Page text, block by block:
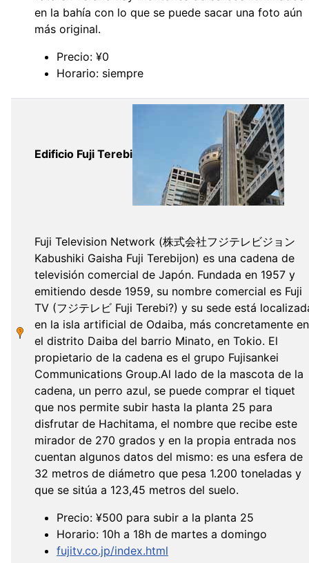
en la bahía con lo que se puede sacar una foto aún
más original.
Precio: ¥0
Horario: siempre
Edificio Fuji Terebi
Fuji Television Network (株式会社フジテレビジョン
Kabushiki Gaisha Fuji Terebijon) es una cadena de
televisión comercial de Japón. Fundada en 1957 y
emitiendo desde 1959, su nombre comercial es Fuji
TV (フジテレビ Fuji Terebi?) y su sede está
en la isla artificial de Odaiba, más concretamente en
el distrito Daiba del barrio Minato, en Tokio. El
propietario de la cadena es el grupo Fujisankei
Communications Group.Al lado de la mascota de la
cadena, un perro azul, se puede comprar el tiquet
que nos permite subir hasta la planta 25 para
disfrutar de Hachitama, el nombre que recibe este
mirador de 270 grados y en la propia entrada nos
cuentan algunos datos del mismo: es una esfera de
32 metros de diámetro que pesa 1.200 toneladas y
que se sitúa a 123,45 metros del suelo.
Precio: ¥500 para subir a la planta 25
Horario: 10h a 18h de martes a domingo
fujitv.co.jp/index.html